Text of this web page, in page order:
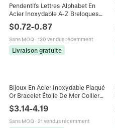
Pendentifs Lettres Alphabet En
Acier Inoxydable A-Z Breloques
Initiales Pour Fabrication De Bijoux
DIY Collier Bracelet
$0.72-0.87
Sans MOQ · 130 vendus récemment
Livraison gratuite
Bijoux En Acier Inoxydable Plaqué
Or Bracelet Étoile De Mer Collier
Pendentif Lettre A Strass Et
Süßwasserperle D'imitation
Femme
$3.14-4.19
Sans MOQ · 21 vendus récemment